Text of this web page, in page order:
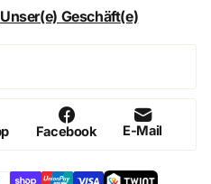
Liebhaber
durch ihre
Ausarbeitung. Die
Möglichkeiten für
Unser(e) Geschäft(e)
Facebook E-Mail